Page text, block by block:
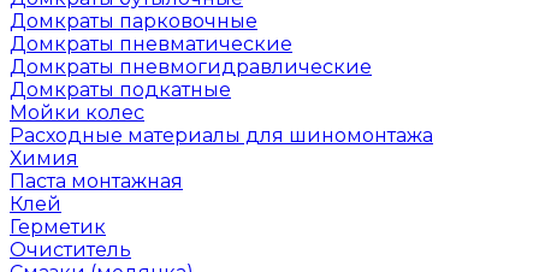
Домкраты парковочные
Домкраты пневматические
Домкраты пневмогидравлические
Домкраты подкатные
Мойки колес
Расходные материалы для шиномонтажа
Химия
Паста монтажная
Клей
Герметик
Очиститель